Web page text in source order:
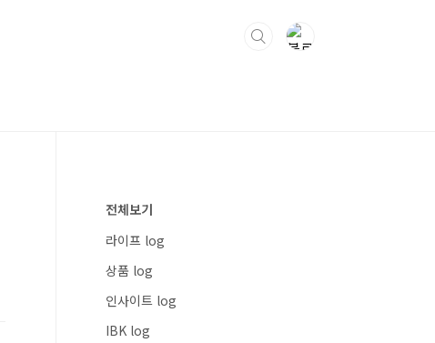
전체보기
라이프 log
상품 log
인사이트 log
IBK log